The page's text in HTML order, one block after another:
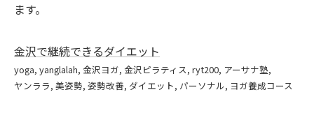
ます。
金沢で継続できるダイエット
yoga yanglalah 金沢ヨガ 金沢ピラティス ryt200 アーサナ塾
ヤンララ 美姿勢 姿勢改善 ダイエット パーソナル ヨガ養成コース